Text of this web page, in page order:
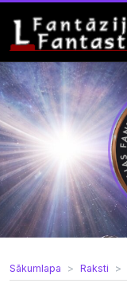
Sākumlapa Raksti